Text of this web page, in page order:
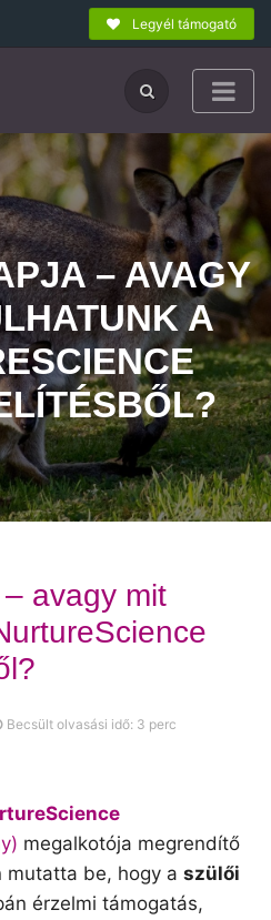
Legyél támogató
– AVAGY
A
avagy mit
Becsült olvasási idő: 3 perc
megalkotója megrendítő
mutatta be, hogy a szülői
érzelmi támogatás,